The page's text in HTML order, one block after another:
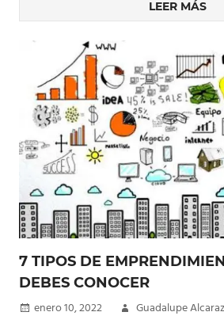
LEER MÁS
7 TIPOS DE
DEBES CONOCER
enero 10, 2022 Guadalupe Alcaraz